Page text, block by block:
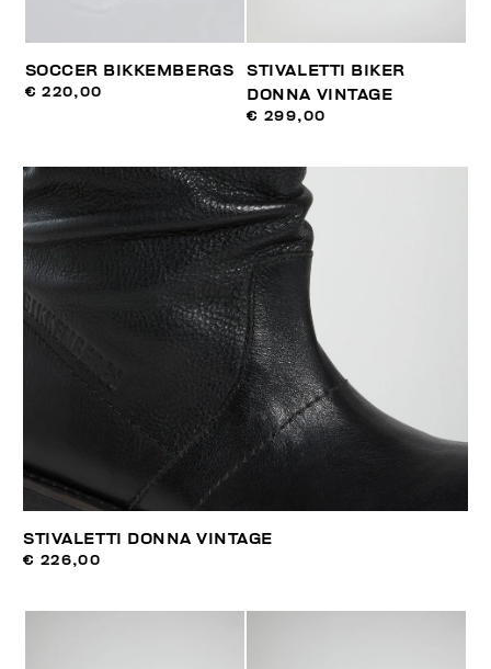
SOCCER BIKKEMBERGS
€ 220,00
STIVALETTI BIKER
DONNA VINTAGE
€ 299,00
STIVALETTI DONNA VINTAGE
€ 226,00